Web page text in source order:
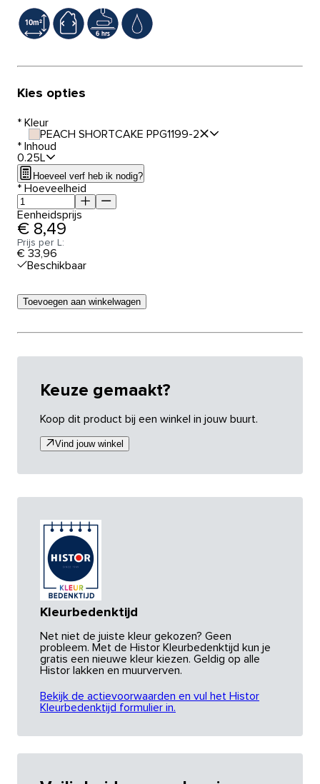
Kies opties
* Kleur
PEACH SHORTCAKE PPG1199-2
* Inhoud
0.25L
Hoeveel verf heb ik nodig?
* Hoeveelheid
Eenheidsprijs
€ 8,49
Prijs per L:
€ 33,96
Beschikbaar
Toevoegen aan winkelwagen
Keuze gemaakt?
Koop dit product bij een winkel in jouw buurt.
Vind jouw winkel
Kleurbedenktijd
Net niet de juiste kleur gekozen? Geen
probleem. Met de Histor Kleurbedenktijd kun je
gratis een nieuwe kleur kiezen. Geldig op alle
Histor lakken en muurverven.
Bekijk de actievoorwaarden en vul het Histor
Kleurbedenktijd formulier in.